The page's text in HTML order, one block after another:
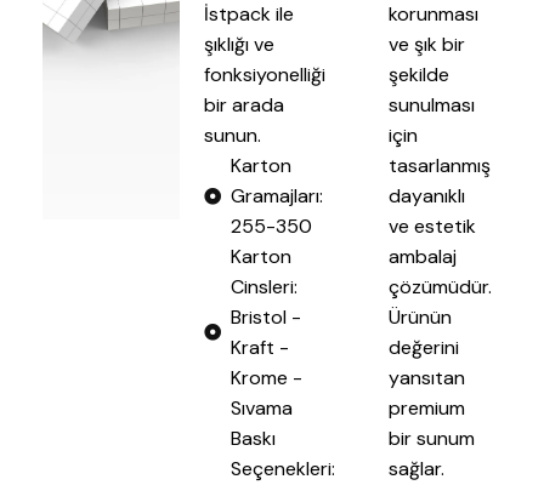
İstpack ile
şıklığı ve
fonksiyonelliği
bir arada
sunun.
Karton
Gramajları:
255-350
Karton
Cinsleri:
Bristol -
Kraft -
Krome -
Sıvama
Baskı
Seçenekleri:
korunması
ve şık bir
şekilde
sunulması
için
tasarlanmış
dayanıklı
ve estetik
ambalaj
çözümüdür.
Ürünün
değerini
yansıtan
premium
bir sunum
sağlar.